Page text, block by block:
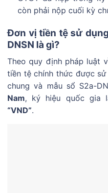
còn phải nộp cuối kỳ
Đơn vị tiền tệ sử
DNSN là gì?
Theo quy định pháp luật
tiền tệ chính thức được
chung và mẫu sổ S2a-
Nam, ký hiệu quốc gia
“VND”.